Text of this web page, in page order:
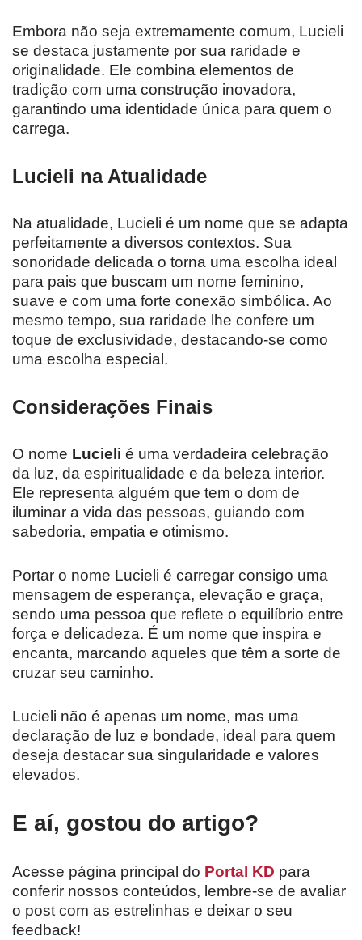
Embora não seja extremamente comum, Lucieli
se destaca justamente por sua raridade e
originalidade. Ele combina elementos de
tradição com uma construção inovadora,
garantindo uma identidade única para quem o
carrega.
Lucieli na Atualidade
Na atualidade, Lucieli é um nome que se adapta
perfeitamente a diversos contextos. Sua
sonoridade delicada o torna uma escolha ideal
para pais que buscam um nome feminino,
suave e com uma forte conexão simbólica. Ao
mesmo tempo, sua raridade lhe confere um
toque de exclusividade, destacando-se como
uma escolha especial.
Considerações Finais
O nome Lucieli é uma verdadeira celebração
da luz, da espiritualidade e da beleza interior.
Ele representa alguém que tem o dom de
iluminar a vida das pessoas, guiando com
sabedoria, empatia e otimismo.
Portar o nome Lucieli é carregar consigo uma
mensagem de esperança, elevação e graça,
sendo uma pessoa que reflete o equilíbrio entre
força e delicadeza. É um nome que inspira e
encanta, marcando aqueles que têm a sorte de
cruzar seu caminho.
Lucieli não é apenas um nome, mas uma
declaração de luz e bondade, ideal para quem
deseja destacar sua singularidade e valores
elevados.
E aí, gostou do artigo?
Acesse página principal do Portal KD para
conferir nossos conteúdos, lembre-se de avaliar
o post com as estrelinhas e deixar o seu
feedback!